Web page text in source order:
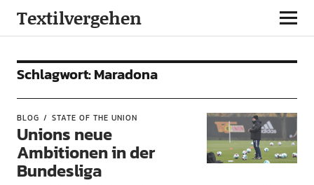
Textilvergehen
Schlagwort:Maradona
BLOG STATE OF THE UNION
Unions neue
Ambitionen in der
Bundesliga